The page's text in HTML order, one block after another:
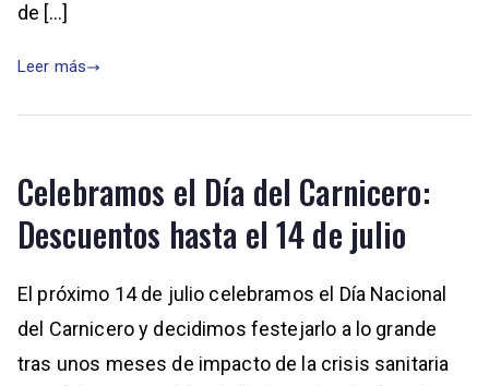
de […]
Leer más
Celebramos el Día del Carnicero:
Descuentos hasta el 14 de julio
El próximo 14 de julio celebramos el Día Nacional
del Carnicero y decidimos festejarlo a lo grande
tras unos meses de impacto de la crisis sanitaria